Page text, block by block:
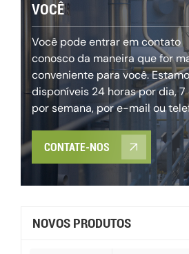
VOCÊ
Você pode entrar em contato
conosco da maneira que for
conveniente para você.
disponíveis 24 horas por dia, 7
por semana, por e-mail ou
CONTATE-NOS
NOVOS PRODUTOS